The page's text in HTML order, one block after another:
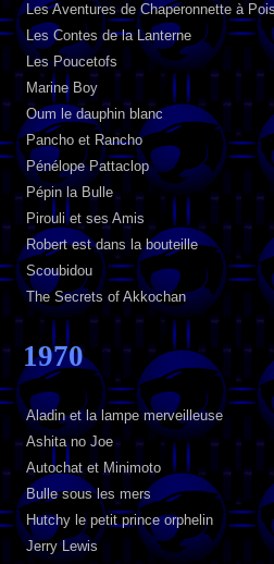
Les Aventures de Chaperonnette à
Les Contes de la Lanterne
Les Poucetofs
Marine Boy
Oum le dauphin blanc
Pancho et Rancho
Pénélope Pattaclop
Pépin la Bulle
Pirouli et ses Amis
Robert est dans la bouteille
Scoubidou
The Secrets of Akkochan
1970
Aladin et la lampe merveilleuse
Ashita no Joe
Autochat et Minimoto
Bulle sous les mers
Hutchy le petit prince orphelin
Jerry Lewis